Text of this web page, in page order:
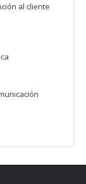
al cliente